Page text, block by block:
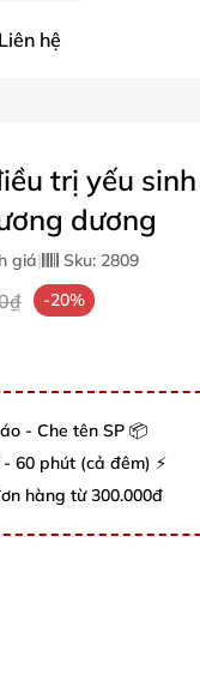
Liên hệ
trị yếu
dương
giá| Sku: 2809
-20%
- Che tên SP 📦
60 phút (cả đêm) ⚡
hàng từ 300.000đ